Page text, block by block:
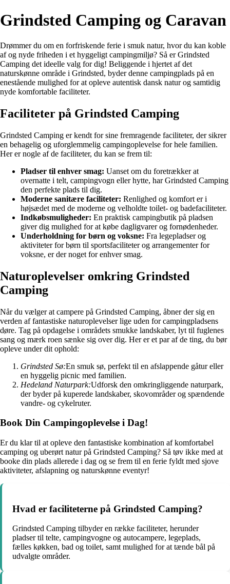
Grindsted Camping og Caravan
Drømmer du om en forfriskende ferie i smuk natur, hvor du kan koble
af og nyde friheden i et hyggeligt campingmiljø? Så er Grindsted
Camping det ideelle valg for dig! Beliggende i hjertet af det
naturskønne område i Grindsted, byder denne campingplads på en
enestående mulighed for at opleve autentisk dansk natur og samtidig
nyde komfortable faciliteter.
Faciliteter på Grindsted Camping
Grindsted Camping er kendt for sine fremragende faciliteter, der sikrer
en behagelig og uforglemmelig campingoplevelse for hele familien.
Her er nogle af de faciliteter, du kan se frem til:
Pladser til enhver smag: Uanset om du foretrækker at
overnatte i telt, campingvogn eller hytte, har Grindsted Camping
den perfekte plads til dig.
Moderne sanitære faciliteter: Renlighed og komfort er i
højsædet med de moderne og velholdte toilet- og badefaciliteter.
Indkøbsmuligheder: En praktisk campingbutik på pladsen
giver dig mulighed for at købe dagligvarer og fornødenheder.
Underholdning for børn og voksne: Fra legepladser og
aktiviteter for børn til sportsfaciliteter og arrangementer for
voksne, er der noget for enhver smag.
Naturoplevelser omkring Grindsted
Camping
Når du vælger at campere på Grindsted Camping, åbner der sig en
verden af fantastiske naturoplevelser lige uden for campingpladsens
døre. Tag på opdagelse i områdets smukke landskaber, lyt til fuglenes
sang og mærk roen sænke sig over dig. Her er et par af de ting, du bør
opleve under dit ophold:
Grindsted Sø:En smuk sø, perfekt til en afslappende gåtur eller
en hyggelig picnic med familien.
Hedeland Naturpark:Udforsk den omkringliggende naturpark,
der byder på kuperede landskaber, skovområder og spændende
vandre- og cykelruter.
Book Din Campingoplevelse i Dag!
Er du klar til at opleve den fantastiske kombination af komfortabel
camping og uberørt natur på Grindsted Camping? Så tøv ikke med at
booke din plads allerede i dag og se frem til en ferie fyldt med sjove
aktiviteter, afslapning og naturskønne eventyr!
Hvad er faciliteterne på Grindsted Camping?
Grindsted Camping tilbyder en række faciliteter, herunder
pladser til telte, campingvogne og autocampere, legeplads,
fælles køkken, bad og toilet, samt mulighed for at tænde bål på
udvalgte områder.